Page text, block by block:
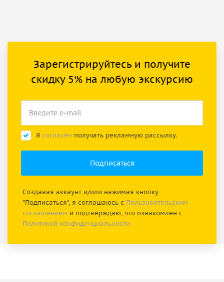
Зарегистрируйтесь и получите
скидку 5% на любую экскурсию
Я согласен получать рекламную рассылку.
Создавая аккаунт и/или нажимая кнопку
"Подписаться", я соглашаюсь с Пользовательским
соглашением и подтверждаю, что ознакомлен с
Политикой конфиденциальности